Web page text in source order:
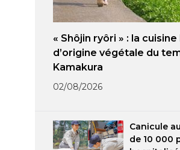
« Shôjin ryôri » : la
d’origine végétale du
Kamakura
02/08/2026
Canicule
de 10 000